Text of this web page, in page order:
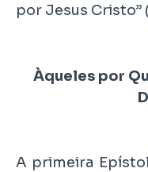
por Jesus Cristo”
Àqueles por
A primeira